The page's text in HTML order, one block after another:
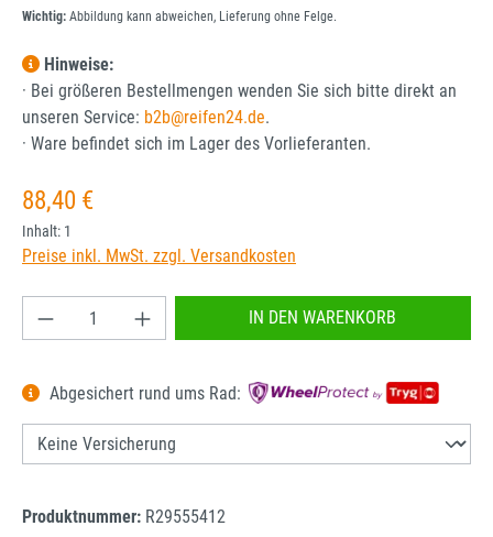
Wichtig: Abbildung kann abweichen, Lieferung ohne Felge.
Hinweise:
· Bei größeren Bestellmengen wenden Sie sich bitte direkt an
unseren Service: b2b@reifen24.de.
· Ware befindet sich im Lager des Vorlieferanten.
Regulärer Preis:
88,40 €
Inhalt: 1
Preise inkl. MwSt. zzgl. Versandkosten
Produkt Anzahl: Gib den gewünschten Wert
IN DEN WARENKORB
Abgesichert rund ums Rad:
Produktnummer: R29555412